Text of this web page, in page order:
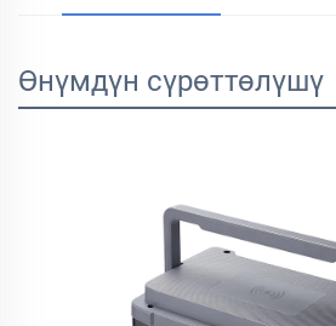
Өнүмдүн сүрөттөлүшү